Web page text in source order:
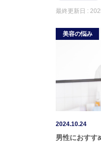
い場合はホワイ
する可能性があ
ん。 今回は、
ングはできるの
ングを行う際
最終更新日 :
美容の悩み
2024.10.24
男性におすす